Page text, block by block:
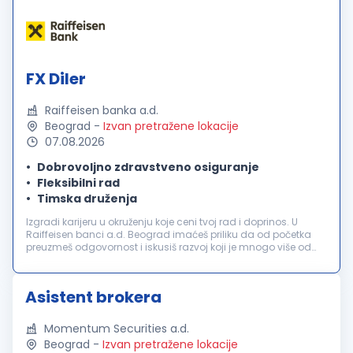
FX Diler
Raiffeisen banka a.d.
Beograd - Izvan pretražene lokacije
07.08.2026
Dobrovoljno zdravstveno osiguranje
Fleksibilni rad
Timska druženja
Izgradi karijeru u okruženju koje ceni tvoj rad i doprinos. U
Raiffeisen banci a.d. Beograd imaćeš priliku da od početka
preuzmeš odgovornost i iskusiš razvoj koji je mnogo više od
zadržim...
Asistent brokera
Momentum Securities a.d.
Beograd - Izvan pretražene lokacije